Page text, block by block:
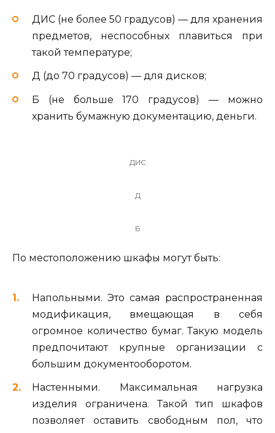
ДИС (не более 50 градусов) — для хранения
предметов, неспособных плавиться при
такой температуре;
Д (до 70 градусов) — для дисков;
Б (не больше 170 градусов) — можно
хранить бумажную документацию, деньги.
ДИС
Д
Б
По местоположению шкафы могут быть:
Напольными. Это самая распространенная
модификация, вмещающая в себя
огромное количество бумаг. Такую модель
предпочитают крупные организации с
большим документооборотом.
Настенными. Максимальная нагрузка
изделия ограничена. Такой тип шкафов
позволяет оставить свободным пол, что